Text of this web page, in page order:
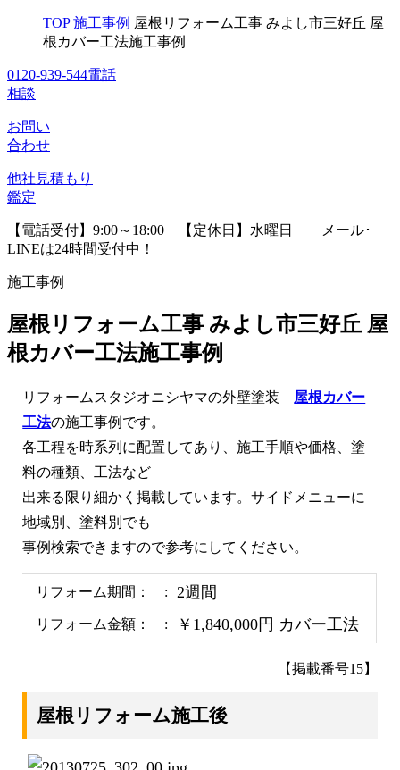
TOP 施工事例 屋根リフォーム工事 みよし市三好丘 屋
根カバー工法施工事例
0120-939-544電話
相談
お問い
合わせ
他社見積もり
鑑定
【電話受付】9:00～18:00 【定休日】水曜日
メール･
LINEは24時間受付中！
施工事例
屋根リフォーム工事 みよし市三好丘 屋
根カバー工法施工事例
リフォームスタジオニシヤマの外壁塗装 屋根カバー
工法の施工事例です。
各工程を時系列に配置してあり、施工手順や価格、塗
料の種類、工法など
出来る限り細かく掲載しています。サイドメニューに
地域別、塗料別でも
事例検索できますので参考にしてください。
リフォーム期間： 2週間
リフォーム金額： ￥1,840,000円 カバー工法
【掲載番号15】
屋根リフォーム施工後